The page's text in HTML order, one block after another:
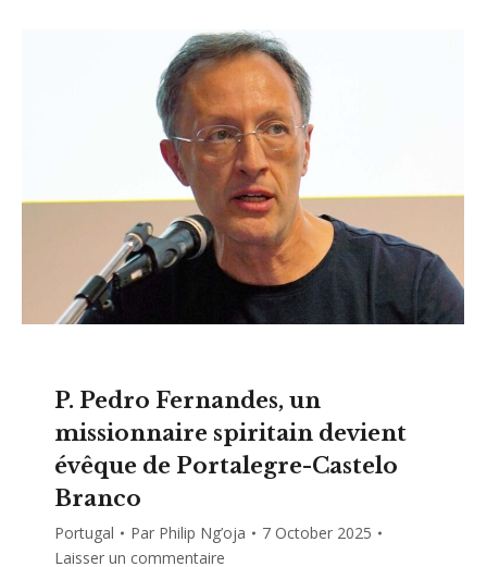
P. Pedro Fernandes, un
missionnaire spiritain devient
évêque de Portalegre-Castelo
Branco
Portugal Par Philip Ng’oja
7 October 2025
Laisser un commentaire